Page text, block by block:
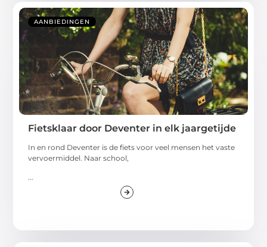
AANBIEDINGEN
Fietsklaar door Deventer in elk jaargetijde
In en rond Deventer is de fiets voor veel mensen het vaste
vervoermiddel. Naar school,
...